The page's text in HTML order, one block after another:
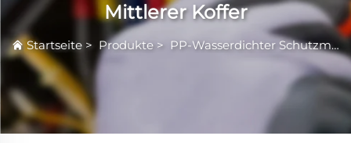
Mittlerer Koffer
Startseite > Produkte> PP-Wasserdichter Schutzmantel